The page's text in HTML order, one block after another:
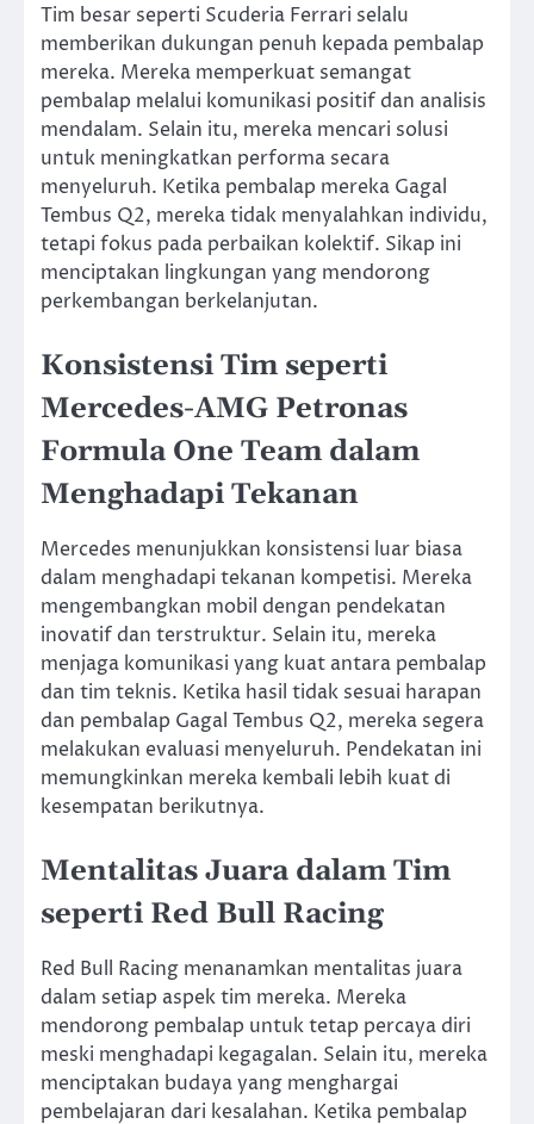
Tim besar seperti Scuderia Ferrari selalu
memberikan dukungan penuh kepada pembalap
mereka. Mereka memperkuat semangat
pembalap melalui komunikasi positif dan analisis
mendalam. Selain itu, mereka mencari solusi
untuk meningkatkan performa secara
menyeluruh. Ketika pembalap mereka Gagal
Tembus Q2, mereka tidak menyalahkan individu,
tetapi fokus pada perbaikan kolektif. Sikap ini
menciptakan lingkungan yang mendorong
perkembangan berkelanjutan.
Konsistensi Tim seperti
Mercedes-AMG Petronas
Formula One Team dalam
Menghadapi Tekanan
Mercedes menunjukkan konsistensi luar biasa
dalam menghadapi tekanan kompetisi. Mereka
mengembangkan mobil dengan pendekatan
inovatif dan terstruktur. Selain itu, mereka
menjaga komunikasi yang kuat antara pembalap
dan tim teknis. Ketika hasil tidak sesuai harapan
dan pembalap Gagal Tembus Q2, mereka segera
melakukan evaluasi menyeluruh. Pendekatan ini
memungkinkan mereka kembali lebih kuat di
kesempatan berikutnya.
Mentalitas Juara dalam Tim
seperti Red Bull Racing
Red Bull Racing menanamkan mentalitas juara
dalam setiap aspek tim mereka. Mereka
mendorong pembalap untuk tetap percaya diri
meski menghadapi kegagalan. Selain itu, mereka
menciptakan budaya yang menghargai
pembelajaran dari kesalahan. Ketika pembalap